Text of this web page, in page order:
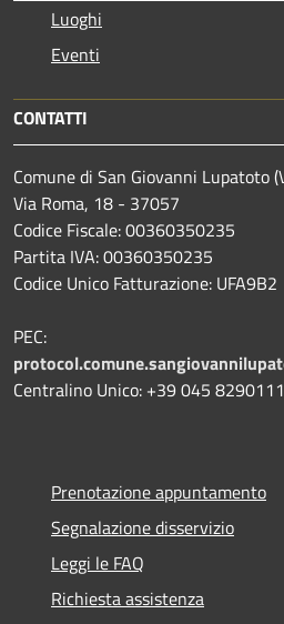
Luoghi
Eventi
CONTATTI
Comune di San Giovanni Lupatoto
Via Roma, 18 - 37057
Codice Fiscale: 00360350235
Partita IVA: 00360350235
Codice Unico Fatturazione: UFA9B2
PEC:
Centralino Unico: +39 045 8290111
Prenotazione appuntamento
Segnalazione disservizio
Leggi le FAQ
Richiesta assistenza